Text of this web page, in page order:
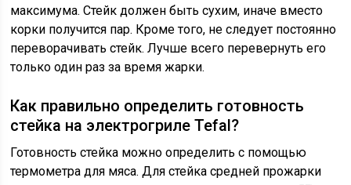
максимума. Стейк должен быть сухим, иначе вместо
корки получится пар. Кроме того, не следует постоянно
переворачивать стейк. Лучше всего перевернуть его
только один раз за время жарки.
Как правильно определить готовность
стейка на электрогриле Tefal?
Готовность стейка можно определить с помощью
термометра для мяса. Для стейка средней прожарки